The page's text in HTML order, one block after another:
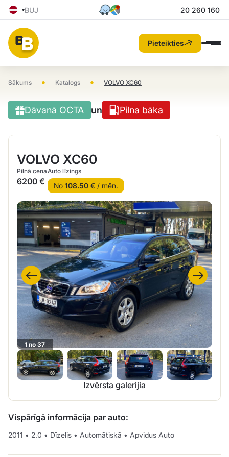
BUJ 20 260 160
Pieteikties
Sākums • Katalogs • VOLVO XC60
Dāvanā OCTA un Pilna bāka
VOLVO XC60
Pilnā cena
6200 €
Auto līzings
No 108.50€ / mēn.
1 no 37
Izvērsta galerijia
Vispārīgā informācija par auto:
2011 • 2.0 • Dīzelis • Automātiskā • Apvidus Auto